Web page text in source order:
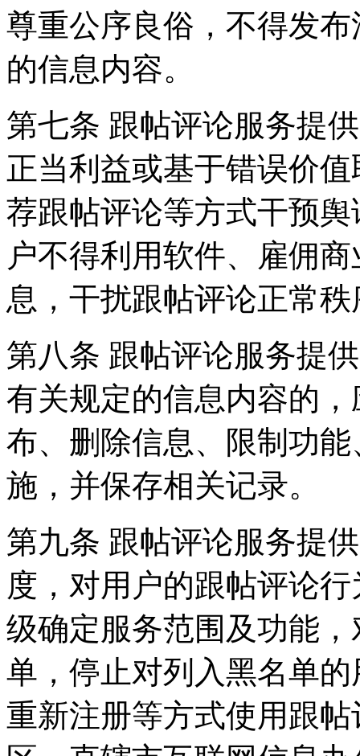
尊重公序良俗，不得发
的信息内容。
第七条 跟帖评论服务提
正当利益或基于错误价
荐跟帖评论等方式干预
户不得利用软件、雇佣
息，干扰跟帖评论正常
第八条 跟帖评论服务提
有关规定的信息内容的
布、删除信息、限制功
施，并保存相关记录。
第九条 跟帖评论服务提
度，对用户的跟帖评论
级确定服务范围及功能
单，停止对列入黑名单
重新注册等方式使用跟